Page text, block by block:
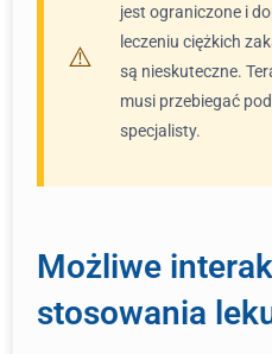
jest ograniczone i
leczeniu ciężkich
są nieskuteczne.
musi przebiegać
specjalisty.
Możliwe
stosowania